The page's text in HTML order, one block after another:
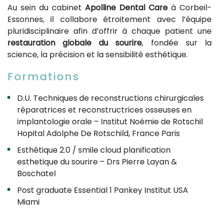
Au sein du cabinet Apolline Dental Careà Corbeil-
Essonnes, il collabore étroitement avec l’équipe
pluridisciplinaire afin d’offrir à chaque patient une
restauration globale du sourire, fondée sur la
science, la précision et la sensibilité esthétique.
Formations
D.U. Techniques de reconstructions chirurgicales
réparatrices et reconstructrices osseuses en
implantologie orale – Institut Noémie de Rotschil
Hopital Adolphe De Rotschild, France Paris
Esthétique 2.0 / smile cloud planification
esthetique du sourire – Drs Pierre Layan &
Boschatel
Post graduate Essential 1 Pankey Institut USA
Miami